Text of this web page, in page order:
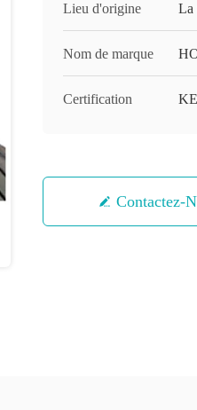
Lieu d'origine La
Nom de marque
Certification
Contactez-